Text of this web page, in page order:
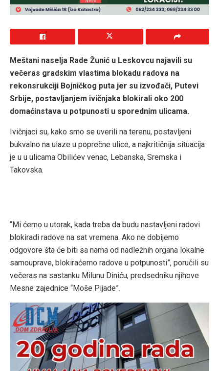
Meštani naselja Rade Žunić u Leskovcu najavili su
večeras gradskim vlastima blokadu radova na
rekonsrukciji Bojničkog puta jer su izvođači, Putevi
Srbije, postavljanjem ivičnjaka blokirali oko 200
domaćinstava u potpunosti u sporednim ulicama.
Ivičnjaci su, kako smo se uverili na terenu, postavljeni
bukvalno na ulaze u poprečne ulice, a najkritičnija situacija
je u u ulicama Obilićev venac, Lebanska, Sremska i
Takovska.
“Mi ćemo u utorak, kada treba da budu nastavljeni radovi
blokiradi radove na sat vremena. Ako ne dobijemo
odgovore šta će biti sa nama od nadležnih organa lokalne
samouprave, blokiraćemo radove u potpunosti”, poručili su
večeras na sastanku Milunu Diniću, predsedniku njihove
Mesne zajednice “Moše Pijade”.